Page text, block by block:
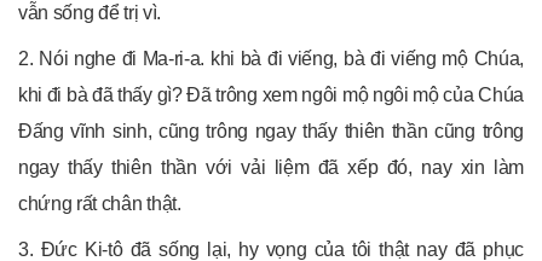
vẫn sống để trị vì.
2. Nói nghe đi Ma-ri-a. khi bà đi viếng, bà đi viếng mộ Chúa,
khi đi bà đã thấy gì? Đã trông xem ngôi mộ ngôi mộ của Chúa
Đấng vĩnh sinh, cũng trông ngay thấy thiên thần cũng trông
ngay thấy thiên thần với vải liệm đã xếp đó, nay xin làm
chứng rất chân thật.
3. Đức Ki-tô đã sống lại, hy vọng của tôi thật nay đã phục